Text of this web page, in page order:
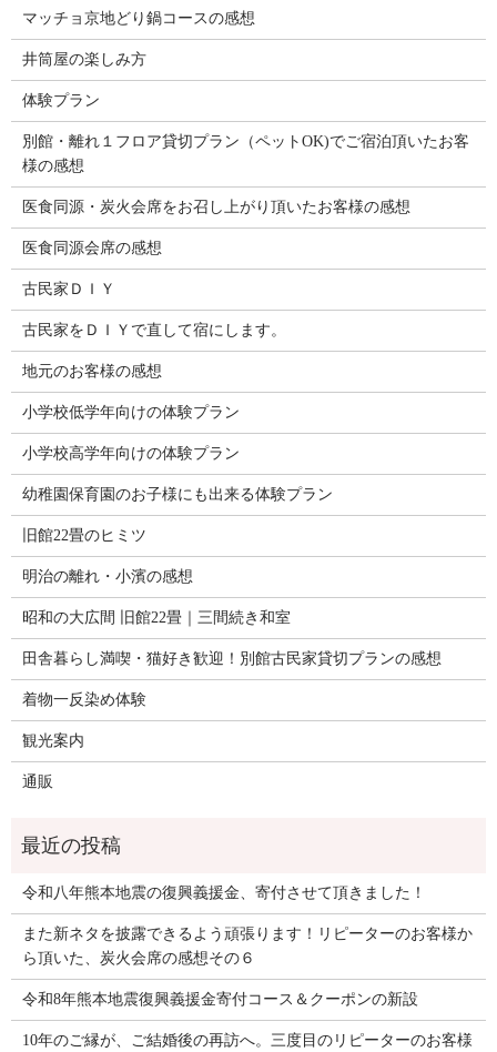
マッチョ京地どり鍋コースの感想
井筒屋の楽しみ方
体験プラン
別館・離れ１フロア貸切プラン（ペットOK)でご宿泊頂いたお客
様の感想
医食同源・炭火会席をお召し上がり頂いたお客様の感想
医食同源会席の感想
古民家ＤＩＹ
古民家をＤＩＹで直して宿にします。
地元のお客様の感想
小学校低学年向けの体験プラン
小学校高学年向けの体験プラン
幼稚園保育園のお子様にも出来る体験プラン
旧館22畳のヒミツ
明治の離れ・小濱の感想
昭和の大広間 旧館22畳｜三間続き和室
田舎暮らし満喫・猫好き歓迎！別館古民家貸切プランの感想
着物一反染め体験
観光案内
通販
令和八年熊本地震の復興義援金、寄付させて頂きました！
また新ネタを披露できるよう頑張ります！リピーターのお客様か
ら頂いた、炭火会席の感想その６
令和8年熊本地震復興義援金寄付コース＆クーポンの新設
10年のご縁が、ご結婚後の再訪へ。三度目のリピーターのお客様